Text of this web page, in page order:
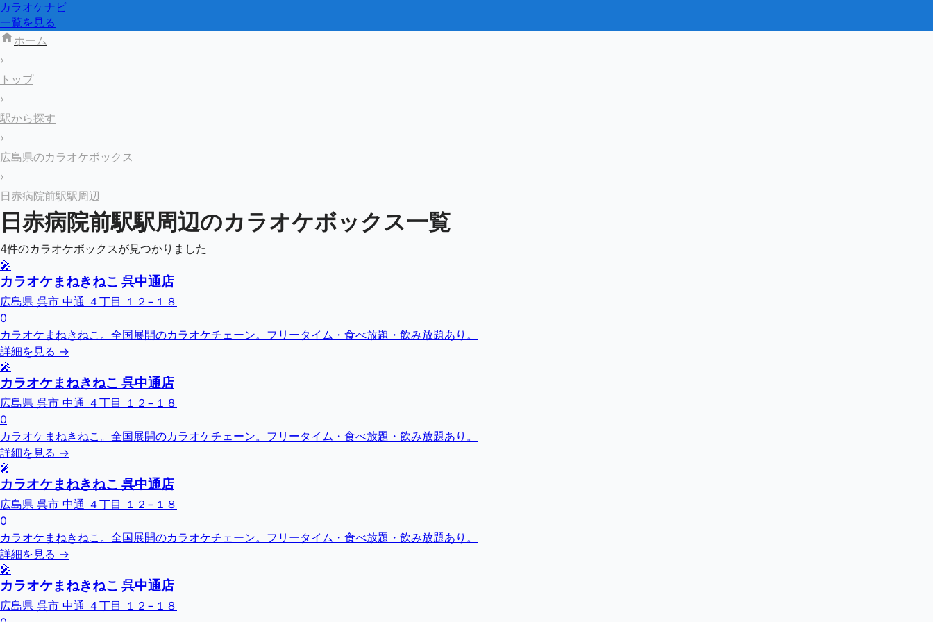
カラオケナビ
一覧を見る
ホーム
›
トップ
›
駅から探す
›
広島県のカラオケボックス
›
日赤病院前駅駅周辺
日赤病院前駅駅周辺のカラオケボックス一覧
4件のカラオケボックスが見つかりました
🎤
カラオケまねきねこ 呉中通店
広島県 呉市 中通 ４丁目 １２−１８
0
カラオケまねきねこ。全国展開のカラオケチェーン。フリータイム・食べ放題・飲み放題あり。
詳細を見る →
🎤
カラオケまねきねこ 呉中通店
広島県 呉市 中通 ４丁目 １２−１８
0
カラオケまねきねこ。全国展開のカラオケチェーン。フリータイム・食べ放題・飲み放題あり。
詳細を見る →
🎤
カラオケまねきねこ 呉中通店
広島県 呉市 中通 ４丁目 １２−１８
0
カラオケまねきねこ。全国展開のカラオケチェーン。フリータイム・食べ放題・飲み放題あり。
詳細を見る →
🎤
カラオケまねきねこ 呉中通店
広島県 呉市 中通 ４丁目 １２−１８